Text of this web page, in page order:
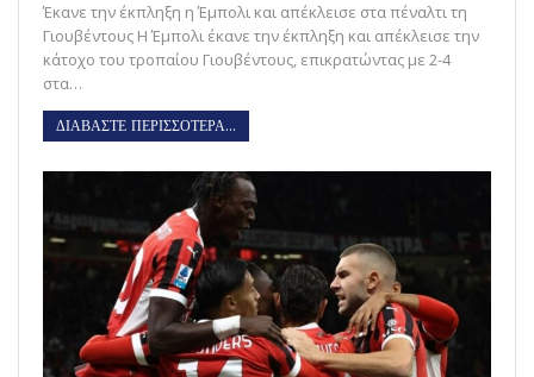
Έκανε την έκπληξη η Έμπολι και απέκλεισε στα πέναλτι τη
Γιουβέντους Η Έμπολι έκανε την έκπληξη και απέκλεισε την
κάτοχο του τροπαίου Γιουβέντους, επικρατώντας με 2-4
στα…
ΔΙΑΒΑΣΤΕ ΠΕΡΙΣΣΟΤΕΡΑ...